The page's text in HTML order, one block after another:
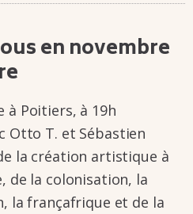
en novembre
à Poitiers, à 19h
Otto T. et Sébas­­tien
la créa­­tion artis­­tique à
de la colo­­ni­­sa­­tion, la
la frança­­frique et de la